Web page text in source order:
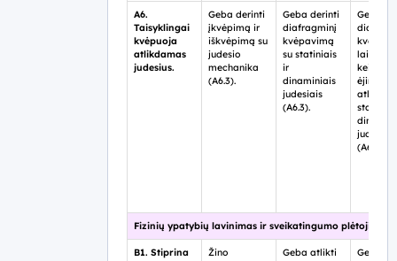
A6.
Taisyklingai
kvėpuoja
atlikdamas
judesius.
Geba derinti
įkvėpimą ir
iškvėpimą su
judesio
mechanika
(A6.3).
Geba derinti
diafragminį
kvėpavimą
su statiniais
ir
dinaminiais
judesiais
(A6.3).
Geba
keičiant
ėjimo
judesius
(A6.3).
Fizinių ypatybių lavinimas ir sveikatingumo plėtojimas
B1. Stiprina
Žino
Geba atlikti
Geba